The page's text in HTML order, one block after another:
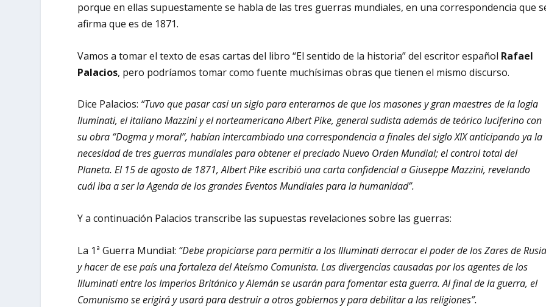
porque en ellas supuestamente se habla de las tres guerras mundiales, en una correspondencia que
afirma que es de 1871.
Vamos a tomar el texto de esas cartas del libro “El sentido de la historia” del escritor español Rafael
Palacios, pero podríamos tomar como fuente muchísimas obras que tienen el mismo discurso.
Dice Palacios: “Tuvo que pasar casi un siglo para enterarnos de que los masones y gran maestres de la logia
Iluminati, el italiano Mazzini y el norteamericano Albert Pike, general sudista además de teórico luciferino con
su obra “Dogma y moral”, habían intercambiado una correspondencia a finales del siglo XIX anticipando ya la
necesidad de tres guerras mundiales para obtener el preciado Nuevo Orden Mundial; el control total del
Planeta. El 15 de agosto de 1871, Albert Pike escribió una carta confidencial a Giuseppe Mazzini, revelando
cuál iba a ser la Agenda de los grandes Eventos Mundiales para la humanidad”.
Y a continuación Palacios transcribe las supuestas revelaciones sobre las guerras:
La 1ª Guerra Mundial: “Debe propiciarse para permitir a los Illuminati derrocar el poder de los Zares de
y hacer de ese país una fortaleza del Ateísmo Comunista. Las divergencias causadas por los agentes de los
Illuminati entre los Imperios Británico y Alemán se usarán para fomentar esta guerra. Al final de la guerra, el
Comunismo se erigirá y usará para destruir a otros gobiernos y para debilitar a las religiones”.